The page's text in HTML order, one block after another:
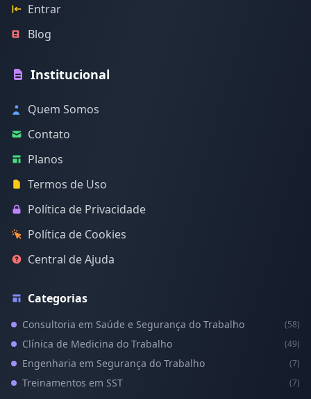
Entrar
Blog
Institucional
Quem Somos
Contato
Planos
Termos de Uso
Política de Privacidade
Política de Cookies
Central de Ajuda
Categorias
Consultoria em Saúde e Segurança do Trabalho (58)
Clínica de Medicina do Trabalho (49)
Engenharia em Segurança do Trabalho (7)
Treinamentos em SST (7)